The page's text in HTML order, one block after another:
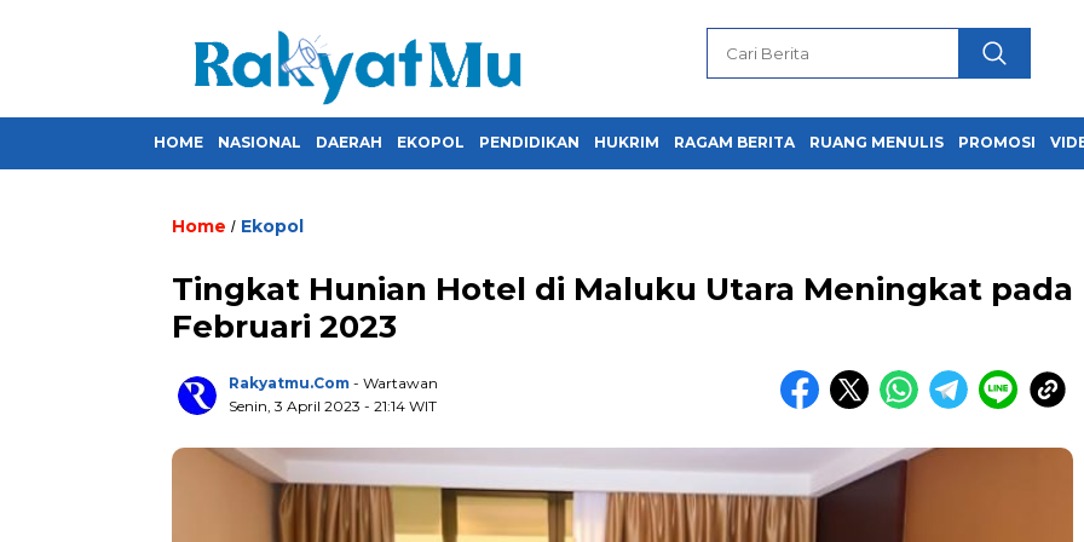
HOME NASIONAL DAERAH EKOPOL PENDIDIKAN HUKRIM RAGAM BERITA RUANG MENULIS PROMOSI
Home / Ekopol
Tingkat Hunian Hotel di Maluku Utara Meningkat pada
Februari 2023
Rakyatmu.com - Wartawan
Senin, 3 April 2023 - 21:14 WIT